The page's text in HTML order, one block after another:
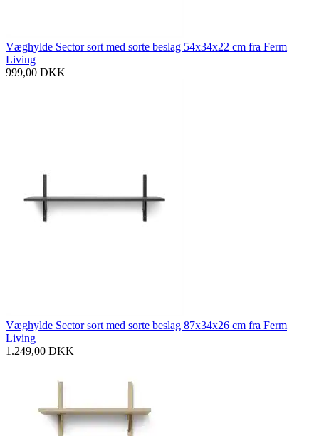
Væghylde Sector sort med sorte beslag 54x34x22 cm fra Ferm
Living
999,00 DKK
Væghylde Sector sort med sorte beslag 87x34x26 cm fra Ferm
Living
1.249,00 DKK